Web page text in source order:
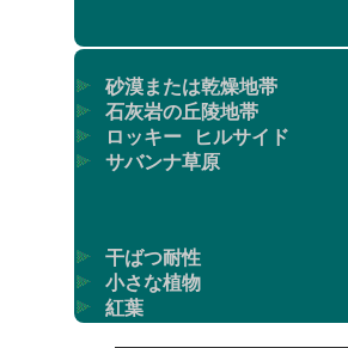
砂漠または乾燥地帯
石灰岩の丘陵地帯
ロッキー ヒルサイド
サバンナ草原
干ばつ耐性
小さな植物
紅葉